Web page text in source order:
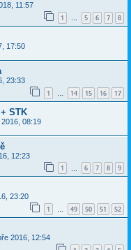
11:57
1 … 5 6 7 8
17:50
23:33
1 … 14 15 16 17
STK
2016, 08:19
12:23
1 6 7 8 9
23:20
1 … 49 50 51 52
2016, 12:54